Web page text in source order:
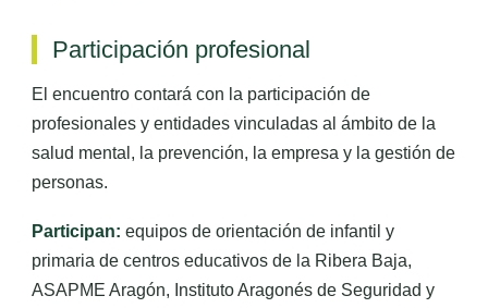
Participación profesional
El encuentro contará con la participación de
profesionales y entidades vinculadas al ámbito de la
salud mental, la prevención, la empresa y la gestión de
personas.
Participan: equipos de orientación de infantil y
primaria de centros educativos de la Ribera Baja,
ASAPME Aragón, Instituto Aragonés de Seguridad y